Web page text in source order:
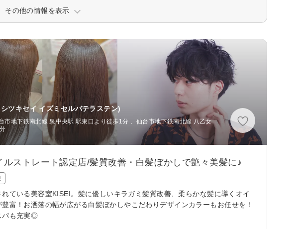
その他の情報を表示
ツキセイ イズミセルバテラステン)
市地下鉄南北線 泉中央駅 駅東口より徒歩1分 、仙台市地下鉄南北線 八乙女
ルストレート認定店/髪質改善・白髪ぼかしで艶々美髪に♪
ている美容室KISEI。髪に優しいキラガミ髪質改善、柔らかな髪に導くオイ
富！お洒落の幅が広がる白髪ぼかしやこだわりデザインカラーもお任せを！
パも充実◎